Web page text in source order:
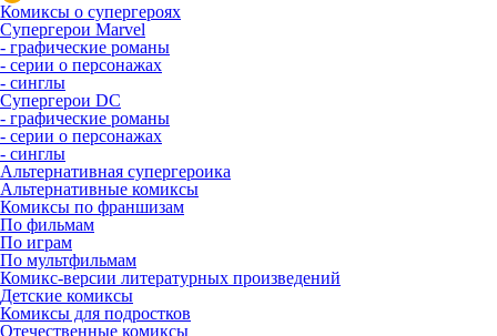
Комиксы о супергероях
Супергерои Marvel
- графические романы
- серии о персонажах
- синглы
Супергерои DC
- графические романы
- серии о персонажах
- синглы
Альтернативная супергероика
Альтернативные комиксы
Комиксы по франшизам
По фильмам
По играм
По мультфильмам
Комикс-версии литературных произведений
Детские комиксы
Комиксы для подростков
Отечественные комиксы